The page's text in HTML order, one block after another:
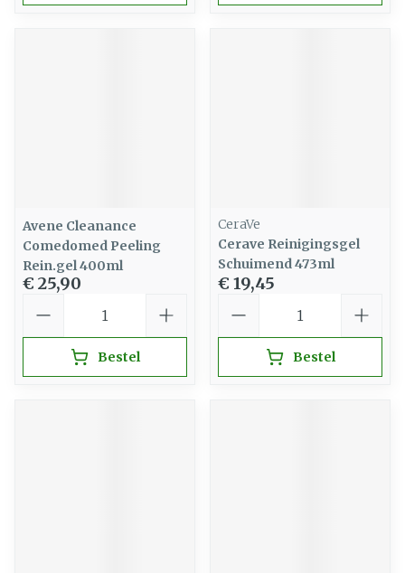
Avene Cleanance
Comedomed Peeling
Rein.gel 400ml
€ 25,90
Bestel
CeraVe
Cerave Reinigingsgel
Schuimend 473ml
€ 19,45
Bestel